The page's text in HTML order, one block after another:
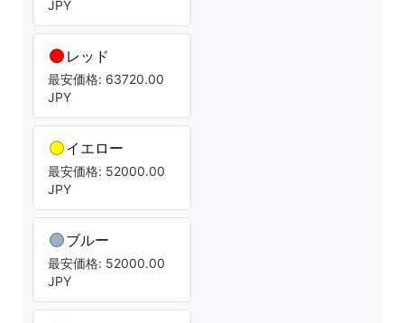
JPY
レッド
最安価格: 63720.00
JPY
イエロー
最安価格: 52000.00
JPY
ブルー
最安価格: 52000.00
JPY